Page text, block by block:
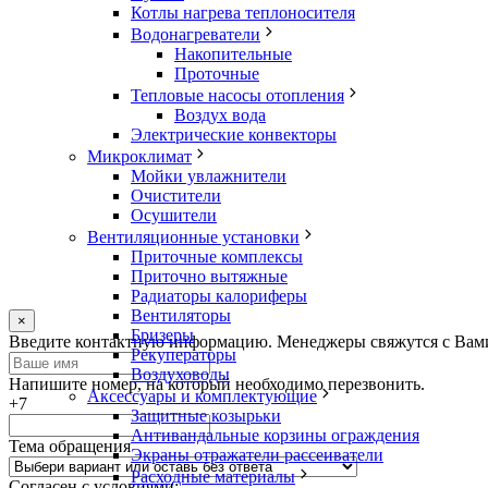
Котлы нагрева теплоносителя
Водонагреватели
Накопительные
Проточные
Тепловые насосы отопления
Воздух вода
Электрические конвекторы
Микроклимат
Мойки увлажнители
Очистители
Осушители
Вентиляционные установки
Приточные комплексы
Приточно вытяжные
Радиаторы калориферы
Вентиляторы
Бризеры
Рекуператоры
Воздуховоды
Аксессуары и комплектующие
Защитные козырьки
Антивандальные корзины ограждения
Экраны отражатели рассеиватели
Расходные материалы
×
Оставьте
это
поле
пустым
Введите контактную информацию. Менеджеры свяжутся с
Напишите номер, на который необходимо перезвонить.
+7
Тема обращения